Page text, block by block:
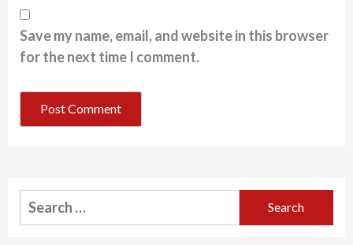
Save my name, email, and website in this browser
for the next time I comment.